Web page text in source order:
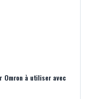
Omron à utiliser avec